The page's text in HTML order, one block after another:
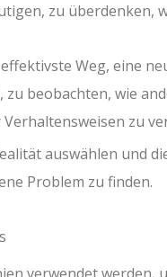
zu überdenken,
Weg, eine
beobachten, wie
zu
auswählen und
Problem zu finden.